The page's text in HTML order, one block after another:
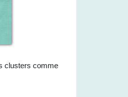
clusters comme